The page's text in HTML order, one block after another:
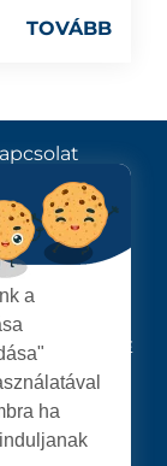
TOVÁBB
SATU MARE
a
ha